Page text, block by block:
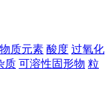
质元素 酸度 过氧化
质 可溶性固形物 粒